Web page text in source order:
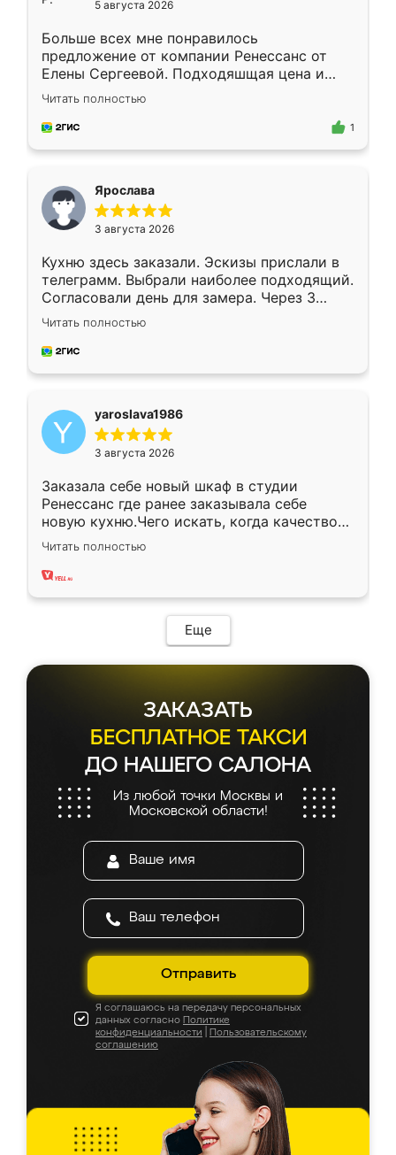
5 августа 2026
Больше всех мне понравилось
предложение от компании Ренессанс от
Елены Сергеевой. Подходяшщая цена и
короткие сроки изготовления. Приехавший
для замера сотрудник Владислав
предложил по моему эскизу самый
Читать полностью
1
Ярослава
3 августа 2026
Кухню здесь заказали. Эскизы прислали в
телеграмм. Выбрали наиболее подходящий.
Согласовали день для замера. Через 3
недели кухня была уже готова. Остались
довольны работой. Спасибо Ренессанс
мебель за качественную работу!
Читать полностью
yaroslava1986
3 августа 2026
Заказала себе новый шкаф в студии
Ренессанс где ранее заказывала себе
новую кухню.Чего искать, когда качеством
вполне довольна. Служит кухня уже почти
два года, нареканий нет.
Читать полностью
Еще
ЗАКАЗАТЬ
БЕСПЛАТНОЕ ТАКСИ
ДО НАШЕГО САЛОНА
Из любой точки Москвы и
Московской области!
Отправить
Я соглашаюсь на передачу персональных
данных согласно Политике
конфиденциальности
Пользовательскому
соглашению